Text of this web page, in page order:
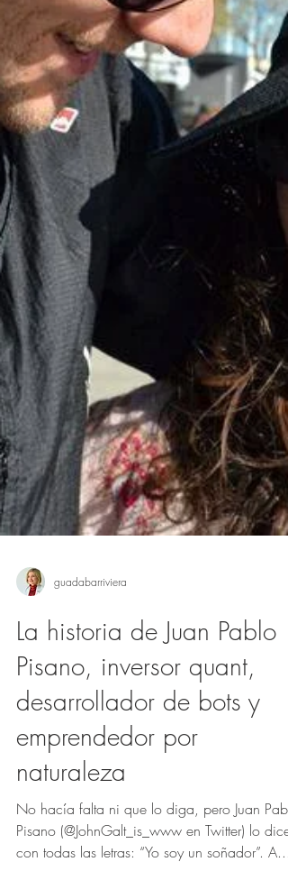
guadabarriviera
La historia de Juan Pablo
Pisano, inversor quant,
desarrollador de bots y
emprendedor por